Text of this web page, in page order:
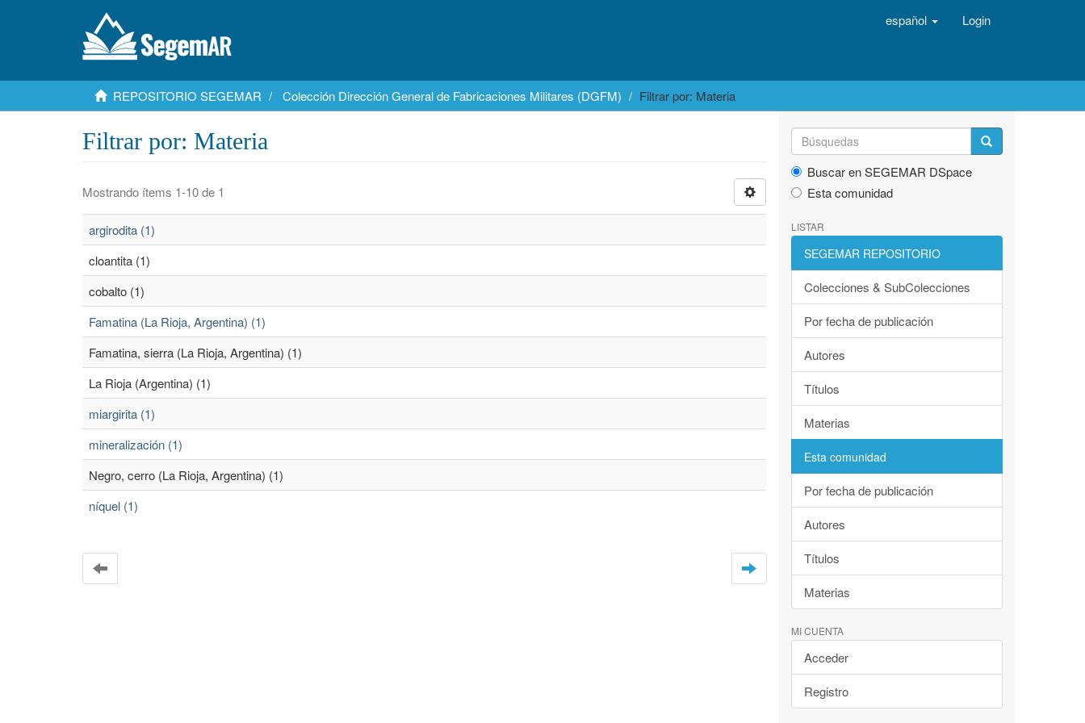
español Login
REPOSITORIO SEGEMAR Colección Dirección General de Fabricaciones Militares (DGFM) Filtrar por: Materia
Filtrar por: Materia
Mostrando ítems 1-10 de 1
argirodita (1)
cloantita (1)
cobalto (1)
Famatina (La Rioja, Argentina) (1)
Famatina, sierra (La Rioja, Argentina) (1)
La Rioja (Argentina) (1)
miargirita (1)
mineralización (1)
Negro, cerro (La Rioja, Argentina) (1)
níquel (1)
Buscar en SEGEMAR DSpace
Esta comunidad
LISTAR
SEGEMAR REPOSITORIO
Colecciones & SubColecciones
Por fecha de publicación
Autores
Títulos
Materias
Esta comunidad
Por fecha de publicación
Autores
Títulos
Materias
MI CUENTA
Acceder
Registro